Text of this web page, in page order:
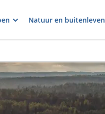
Natuur en buitenleven